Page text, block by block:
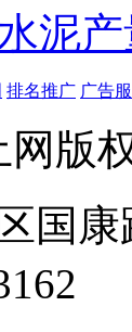
泥
排名推广 广告
网版
国